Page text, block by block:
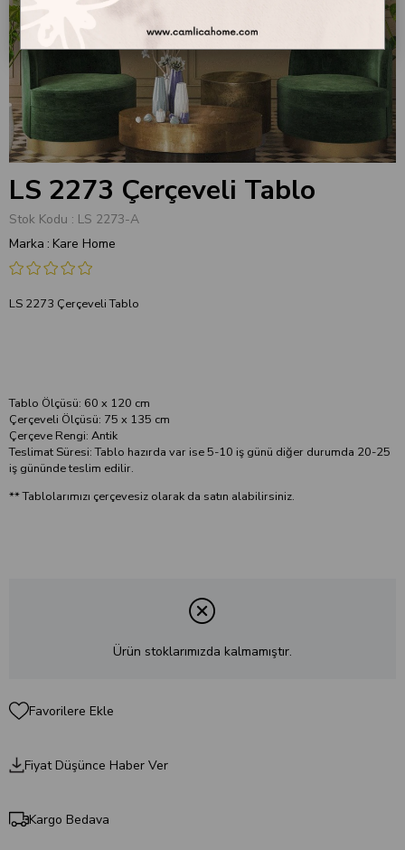
LS 2273 Çerçeveli Tablo
Stok Kodu
LS 2273-A
Marka : Kare Home
LS 2273 Çerçeveli Tablo
Tablo Ölçüsü: 60 x 120 cm
Çerçeveli Ölçüsü: 75 x 135 cm
Çerçeve Rengi: Antik
Teslimat Süresi: Tablo hazırda var ise 5-10 iş günü diğer durumda 20-25
iş gününde teslim edilir.
** Tablolarımızı çerçevesiz olarak da satın alabilirsiniz.
Ürün stoklarımızda kalmamıştır.
Favorilere Ekle
Fiyat Düşünce Haber Ver
Kargo Bedava